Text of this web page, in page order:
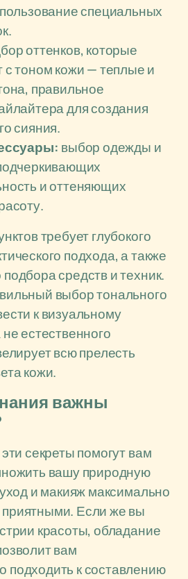
специальных
оттенков, которые
с тоном кожи — теплые и
правильное
для создания
сияния.
выбор одежды и
и оттеняющих
требует глубокого
подхода, а также
средств и техник.
выбор тонального
к визуальному
естественного
всю прелесть
кожи.
важны
секреты помогут вам
вашу природную
и макияж максимально
Если же вы
красоты, обладание
вам
подходить к составлению